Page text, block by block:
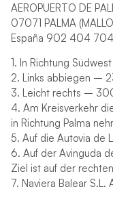
AEROPUERTO DE
07071 PALMA
España 902 404 704
1. In Richtung
2. Links abbiegen –
3. Leicht rechts –
4. Am Kreisverkehr
in Richtung Palma
5. Auf die Autovia de
6. Auf der Avinguda
Ziel ist auf der
7. Naviera Balear